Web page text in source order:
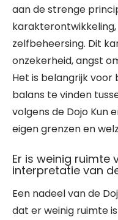
aan de strenge
zelfbeheersing. Dit
onzekerheid, angst
Het is belangrijk
balans te vinden
volgens de Dojo Kun
eigen grenzen en
Er is weinig ruimte
interpretatie van
Een nadeel van de
dat er weinig ruimte